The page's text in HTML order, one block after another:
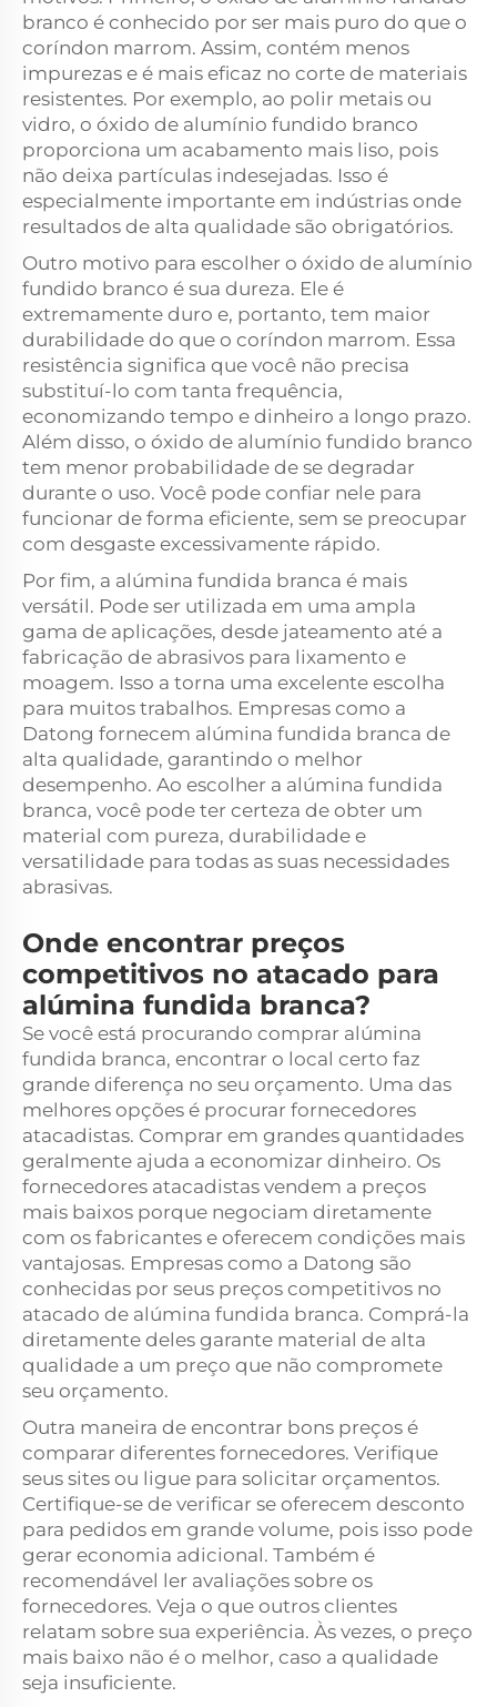
branco é conhecido por ser mais puro do que o
coríndon marrom. Assim, contém menos
impurezas e é mais eficaz no corte de materiais
resistentes. Por exemplo, ao polir metais ou
vidro, o óxido de alumínio fundido branco
proporciona um acabamento mais liso, pois
não deixa partículas indesejadas. Isso é
especialmente importante em indústrias onde
resultados de alta qualidade são obrigatórios.
Outro motivo para escolher o óxido de alumínio
fundido branco é sua dureza. Ele é
extremamente duro e, portanto, tem maior
durabilidade do que o coríndon marrom. Essa
resistência significa que você não precisa
substituí-lo com tanta frequência,
economizando tempo e dinheiro a longo prazo.
Além disso, o óxido de alumínio fundido branco
tem menor probabilidade de se degradar
durante o uso. Você pode confiar nele para
funcionar de forma eficiente, sem se preocupar
com desgaste excessivamente rápido.
Por fim, a alúmina fundida branca é mais
versátil. Pode ser utilizada em uma ampla
gama de aplicações, desde jateamento até a
fabricação de abrasivos para lixamento e
moagem. Isso a torna uma excelente escolha
para muitos trabalhos. Empresas como a
Datong fornecem alúmina fundida branca de
alta qualidade, garantindo o melhor
desempenho. Ao escolher a alúmina fundida
branca, você pode ter certeza de obter um
material com pureza, durabilidade e
versatilidade para todas as suas necessidades
abrasivas.
Onde encontrar preços
competitivos no atacado para
alúmina fundida branca?
Se você está procurando comprar alúmina
fundida branca, encontrar o local certo faz
grande diferença no seu orçamento. Uma das
melhores opções é procurar fornecedores
atacadistas. Comprar em grandes quantidades
geralmente ajuda a economizar dinheiro. Os
fornecedores atacadistas vendem a preços
mais baixos porque negociam diretamente
com os fabricantes e oferecem condições mais
vantajosas. Empresas como a Datong são
conhecidas por seus preços competitivos no
atacado de alúmina fundida branca. Comprá-la
diretamente deles garante material de alta
qualidade a um preço que não compromete
seu orçamento.
Outra maneira de encontrar bons preços é
comparar diferentes fornecedores. Verifique
seus sites ou ligue para solicitar orçamentos.
Certifique-se de verificar se oferecem desconto
para pedidos em grande volume, pois isso pode
gerar economia adicional. Também é
recomendável ler avaliações sobre os
fornecedores. Veja o que outros clientes
relatam sobre sua experiência. Às vezes, o preço
mais baixo não é o melhor, caso a qualidade
seja insuficiente.